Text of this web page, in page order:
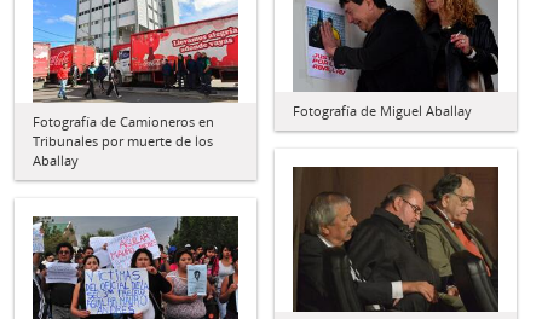
Fotografía de Camioneros en
Tribunales por muerte de los
Aballay
Fotografía de Miguel Aballay